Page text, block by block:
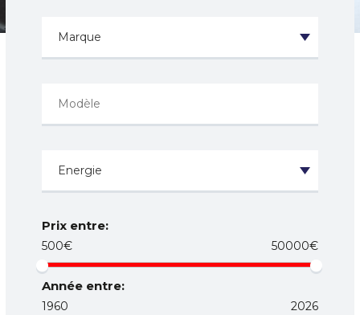
Prix entre:
500€ 50000€
Année entre:
1960 2026